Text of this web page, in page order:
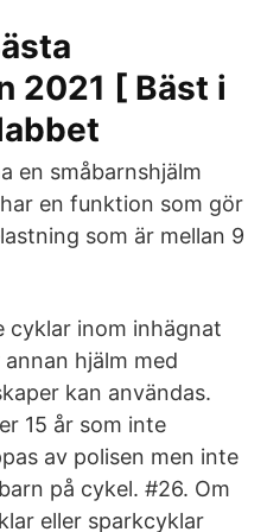
2021 [ Bäst i
en småbarnshjälm
en funktion som gör
som är mellan 9
cyklar inom inhägnat
hjälm med
kan användas.
15 år som inte
av polisen men inte
på cykel. #26. Om
eller sparkcyklar